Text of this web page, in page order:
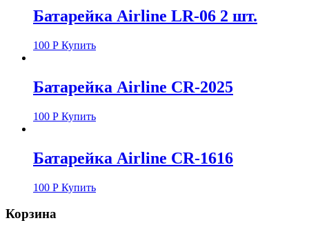
Батарейка Airline LR-06 2 шт.
100 Р Купить
Батарейка Airline CR-2025
100 Р Купить
Батарейка Airline CR-1616
100 Р Купить
Корзина